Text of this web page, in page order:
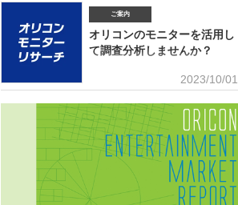
ち、「2025年1～12月の期間に初めて好きになった音楽アーティ
ストはいますか（※2024年以前からずっと好きというアーティス
トは対象外）」との問いに「いる」と答えた人（1833人＝全体の
40.1％）に対して、1組をあげてもらった。「いる」と回答し
日本のガールズグループシーンでは近年、BMSG×ちゃんみながタ
ッグを組んだオーディション『NO NO GIRLS』発のHANAがオリ
コン週間ストリーミングランキングで鮮烈な初登場1位デビュー、
アソビシステムからFRUITS ZIPPERを筆頭とするKAWAII LAB.所
人ながら海外を主戦場としているXGの国内外での大旋風など活況
象とし、認知経路、イメージ、情報源、推し活・消費行動などを多
角的に調査した『日本ガールズグループ調査2025』をまとめ
た。 本調査の対象アーティストは【2024年1月以降の配信開始楽
曲でストリーミング累積3000万回超えの作品がある】日本のガー
ルズグループ。メジャーデビュー順に、超ときめき▽宣伝部（▽＝
ハート／以下、超ときめき宣伝部）＝LOVE
ご案内
オリコンのモニターを活用し
て調査分析しませんか？
■アンケート専用のモニター組織世の中に
を届けようと、自由回答への記入が多い傾向にあります。■ライフ
スタイルセグメンテーションを基にした調査が可能生活意識や志向
性など日本人を価値観という視点から、予めセグメントしたモニタ
ー調査が可能。■オリコングループならではの「エンタメ」に特化
音楽アーティスト・アイドル・俳優・女優・アナウンサー・ドラ
マ・ライブ・ゲーム…など、エンタメ分野のマーケティングリサー
チの実績多数。■“オリコンランキング”のブランドをコンシューマ
2023/10/01